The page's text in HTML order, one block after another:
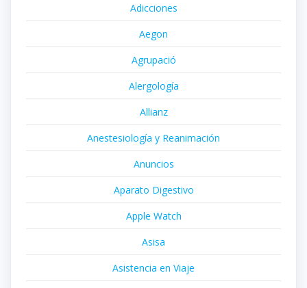
Adicciones
Aegon
Agrupació
Alergología
Allianz
Anestesiología y Reanimación
Anuncios
Aparato Digestivo
Apple Watch
Asisa
Asistencia en Viaje